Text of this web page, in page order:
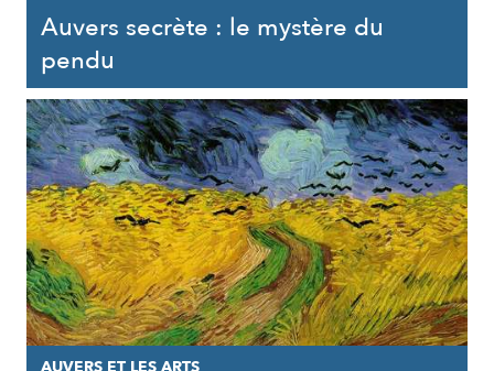
Auvers secrète : le mystère du
pendu